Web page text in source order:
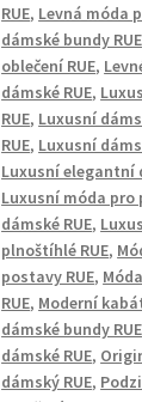
RUE, Levná móda
dámské bundy RUE
oblečení RUE,
dámské RUE,
RUE, Luxusní
RUE, Luxusní
Luxusní elegantní
Luxusní móda pro
dámské RUE,
plnoštíhlé RUE,
postavy RUE,
RUE, Moderní
dámské bundy RUE
dámské RUE,
dámský RUE,